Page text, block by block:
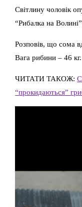
Світлину чоловік
“Рибалка на
Розповів, що сома
Вага рибини – 46 кг.
ЧИТАТИ ТАКОЖ:
“прокидаються”